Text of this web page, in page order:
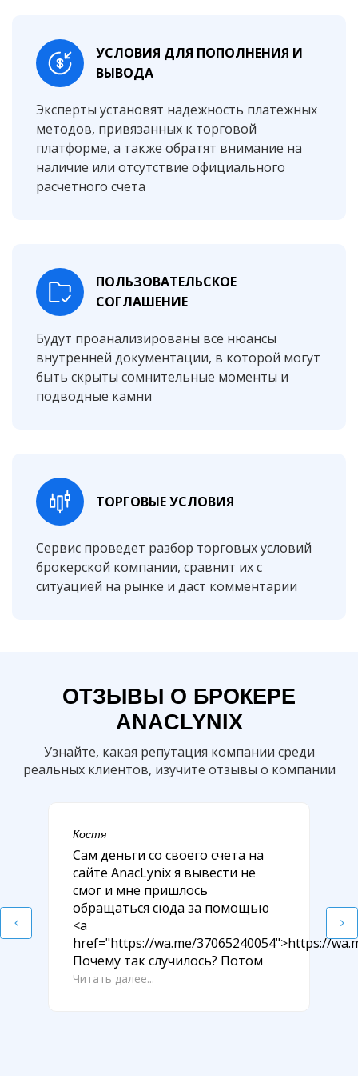
УСЛОВИЯ ДЛЯ ПОПОЛНЕНИЯ И
ВЫВОДА
Эксперты установят надежность платежных
методов, привязанных к торговой
платформе, а также обратят внимание на
наличие или отсутствие официального
расчетного счета
ПОЛЬЗОВАТЕЛЬСКОЕ
СОГЛАШЕНИЕ
Будут проанализированы все нюансы
внутренней документации, в которой могут
быть скрыты сомнительные моменты и
подводные камни
ТОРГОВЫЕ УСЛОВИЯ
Сервис проведет разбор торговых условий
брокерской компании, сравнит их с
ситуацией на рынке и даст комментарии
ОТЗЫВЫ О БРОКЕРЕ
ANACLYNIX
Узнайте, какая репутация компании среди
реальных клиентов, изучите отзывы о компании
Костя
Сам деньги со своего счета на
сайте AnacLynix я вывести не
смог и мне пришлось
обращаться сюда за помощью
<a
href="https://wa.me/37065240054">https://
Почему так случилось? Потом
Читать далее...